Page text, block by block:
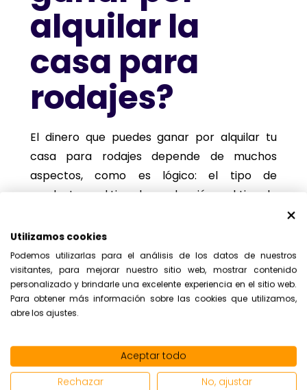
alquilar la
casa para
rodajes?
El dinero que puedes ganar por alquilar tu
casa para rodajes depende de muchos
aspectos, como es lógico: el tipo de
productora, el tipo de producción o el tipo de
establecer una cifra aproximada de
los 1000 y los 1500€ diarios por alquilar tu
casa para rodajes. Como es lógico, si tu
vivienda es de lujo, lo que podrías ganar sería
bastante más. Como ves, son
rodaje se prolonga varios días en tu casa.
Utilizamos cookies
Podemos utilizarlas para el análisis de los datos de nuestros
visitantes, para mejorar nuestro sitio web, mostrar contenido
personalizado y brindarle una excelente experiencia en el sitio web.
Para obtener más información sobre las cookies que utilizamos,
abre los ajustes.
Aceptar todo
Rechazar
No, ajustar